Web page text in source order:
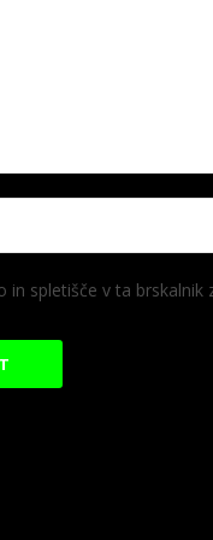
in spletišče v ta brskalnik